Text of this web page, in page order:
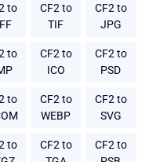
to
CF2 to
TIF
CF2 to
JPG
to
CF2 to
ICO
CF2 to
PSD
to
CF2 to
WEBP
CF2 to
SVG
to
CF2 to
CF2 to